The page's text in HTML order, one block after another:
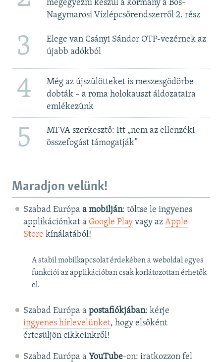
megegyezni készül a kormány a Bős-
Nagymarosi Vízlépcsőrendszerről 2. rész
3
Elege van Csányi Sándor OTP-vezérnek az
újabb adókból
4
Még az újszülötteket is meszesgödörbe
dobták – a roma holokauszt áldozataira
emlékezünk
5
MTVA szerkesztő: Itt „nem az ellenzéki
összefogást támogatják”
Maradjon velünk!
Szabad Európa a mobilján: töltse le ingyenes
applikációnkat a Google Playvagy az Apple
Store kínálatából!
A stabil mobilkapcsolat érdekében a weboldal egyes
funkciói az applikációban csak korlátozottan érhetők
el.
Szabad Európa a postafiókjában: kérje
ingyenes hírlevelünket, hogy elsőként
értesüljön cikkeinkről!
Szabad Európa a YouTube-on: iratkozzon fel